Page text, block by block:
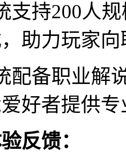
支持200人
助力玩家
配备职业解
好者提供
反馈：